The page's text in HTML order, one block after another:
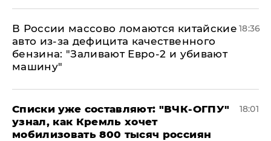
В России массово ломаются китайские
авто из-за дефицита качественного
бензина: "Заливают Евро-2 и убивают
машину"
18:36
Списки уже составляют: "ВЧК-ОГПУ"
узнал, как Кремль хочет
мобилизовать 800 тысяч россиян
18:01